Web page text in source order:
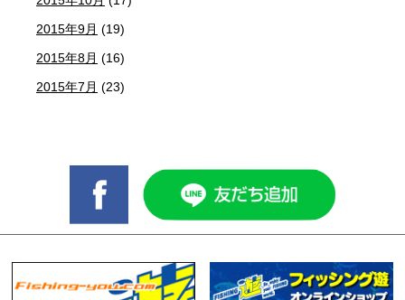
2015年9月 (19)
2015年8月 (16)
2015年7月 (23)